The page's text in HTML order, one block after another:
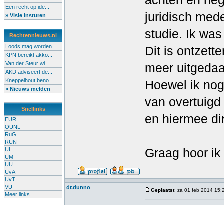
Een recht op ide...
» Visie insturen
Rechtennieuws.nl
Loods mag worden...
KPN bereikt akko...
Van der Steur wi...
AKD adviseert de...
Kneppelhout beno...
» Nieuws melden
Snellinks
EUR
OUNL
RuG
RUN
UL
UM
UU
UvA
UvT
VU
Meer links
juridisch
studie. Ik
Dit is
meer
Hoewel ik
van
en hiermee
Graag hoor
dr.dunno Geplaatst: za 01 feb 2014